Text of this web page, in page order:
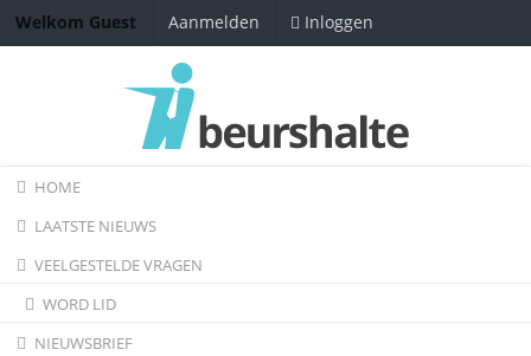
Welkom Guest Aanmelden Inloggen
HOME
LAATSTE NIEUWS
VEELGESTELDE VRAGEN
WORD LID
NIEUWSBRIEF